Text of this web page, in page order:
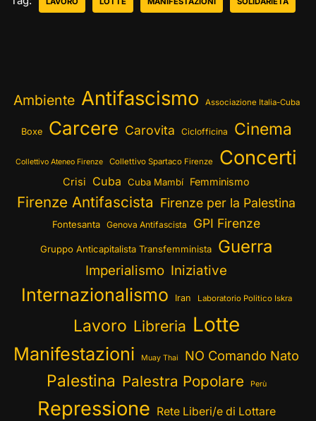
Ambiente Antifascismo Associazione Italia-Cuba
Boxe Carcere Carovita Ciclofficina Cinema
Collettivo Ateneo Firenze Collettivo Spartaco Firenze Concerti
Crisi Cuba Cuba Mambí Femminismo
Firenze Antifascista Firenze per la Palestina
Fontesanta Genova Antifascista GPI Firenze
Gruppo Anticapitalista Transfemminista Guerra
Imperialismo Iniziative
Internazionalismo Iran Laboratorio Politico Iskra
Lavoro Libreria Lotte
Manifestazioni Muay Thai NO Comando Nato
Palestina Palestra Popolare Perù
Repressione Rete Liberi/e di Lottare